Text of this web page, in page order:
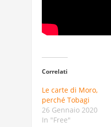
Correlati
Le carte di Moro,
perché Tobagi
26 Gennaio 2020
In "Free"